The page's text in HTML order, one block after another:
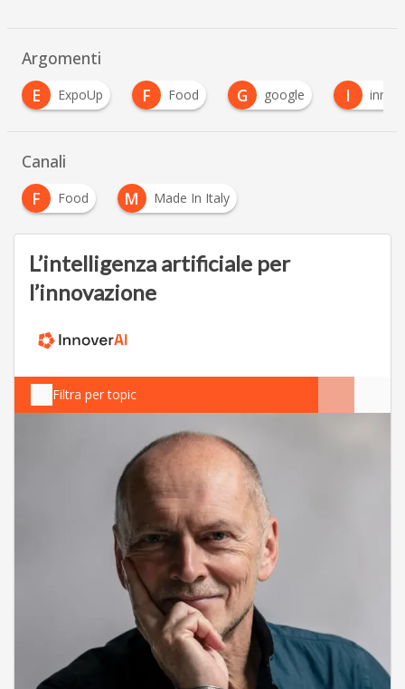
Argomenti
F
Food G google I innovazione M
Canali
F
Food M Made In Italy
L’intelligenza artificiale per
l’innovazione
Filtra per topic